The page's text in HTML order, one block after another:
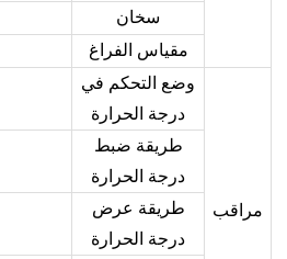
سخان
مقياس الفراغ
مراقب
وضع التحكم في
درجة الحرارة
طريقة ضبط
درجة الحرارة
طريقة عرض
درجة الحرارة